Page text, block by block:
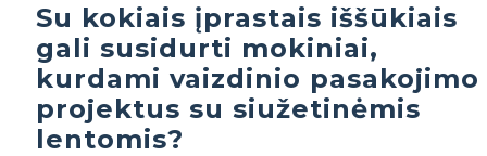
Su kokiais įprastais iššūkiais
gali susidurti mokiniai,
kurdami vaizdinio pasakojimo
projektus su siužetinėmis
lentomis?